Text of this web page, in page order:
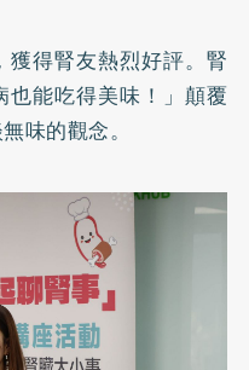
得腎友熱烈好評。腎
也能吃得美味！」顛覆
味的觀念。